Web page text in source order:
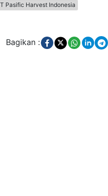
Pasific Harvest Indonesia
Bagikan :